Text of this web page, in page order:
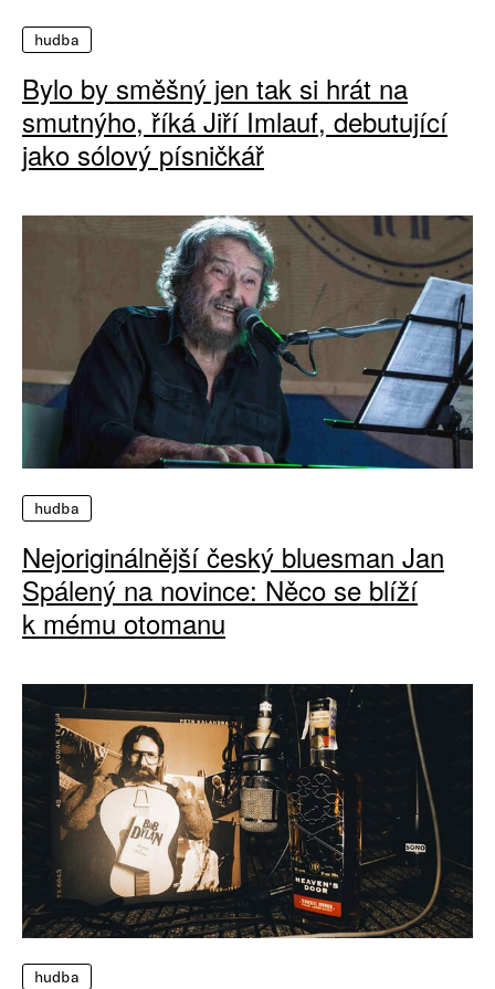
hudba
Bylo by směšný jen tak si hrát na
smutnýho, říká Jiří Imlauf, debutující
jako sólový písničkář
hudba
Nejoriginálnější český bluesman Jan
Spálený na novince: Něco se blíží
k mému otomanu
hudba